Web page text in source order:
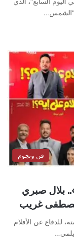
“الشمس…
فن ونجوم
بلال صبري
غريب
للدفاع عن الأفلام